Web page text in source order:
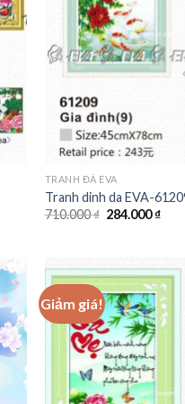
TRANH ĐÁ EVA
Tranh dinh da EVA-
710.000₫ Giá
284.000₫Giá
to
Giảm giá!